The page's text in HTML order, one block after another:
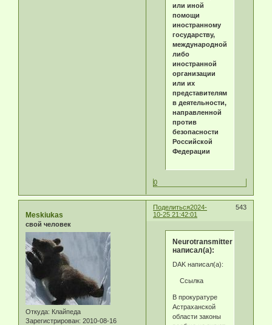
или иной
помощи
иностранному
государству,
международной
либо
иностранной
организации
или их
представителям
в деятельности,
направленной
против
безопасности
Российской
Федерации
0
Поделиться 543
2024-
10-25 21:42:01
Meskiukas
свой человек
Откуда: Клайпеда
Зарегистрирован: 2010-08-16
Neurotransmitter
написал(а):
DAK написал(а):
Ссылка
В прокуратуре
Астраханской
области законы